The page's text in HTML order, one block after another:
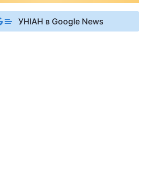
УНІАН в Google News